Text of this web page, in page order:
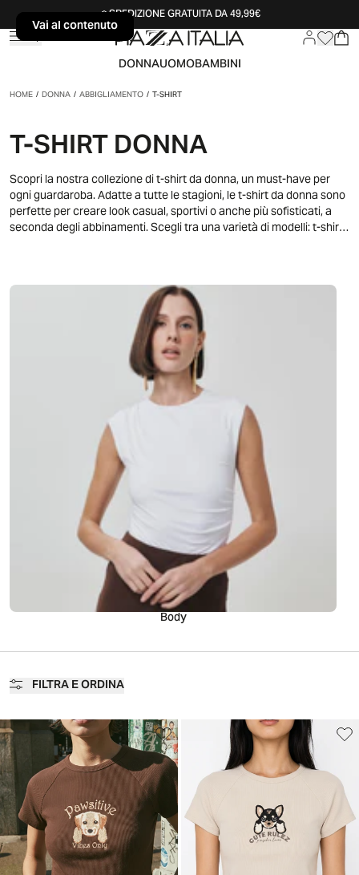
Vai al contenutoSPEDIZIONE GRATUITA DA 49,99€
DONNAUOMOBAMBINI
HOME/DONNA/ABBIGLIAMENTO/T-SHIRT
T-SHIRT DONNA
Scopri la nostra collezione di t-shirt da donna, un must-have per
ogni guardaroba. Adatte a tutte le stagioni, le t-shirt da donna sono
perfette per creare look casual, sportivi o anche più sofisticati, a
seconda degli abbinamenti. Scegli tra una varietà di modelli: t-shirt
ideali per ogni occasione, dal tempo libero al lavoro, dai momenti di
relax alle serate fuori. Con una gamma di colori e taglie disponibili,
ogni t-shirt può adattarsi perfettamente al tuo look quotidiano.
Aggiungi un tocco di freschezza e comfort al tuo outfit con le t-shirt
da donna più versatili, per uno stile sempre alla moda!
Body
FILTRA E ORDINA
Vai al contenuto